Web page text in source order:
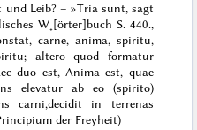
und Leib? – »Tria sunt,sagt
W˖[örter]buch S. 440.,
carne, anima, spiritu,
altero quod formatur
duo est, Anima est, quae
elevatur ab eo (spirito)
carni,decidit in terrenas
der Freyheit)